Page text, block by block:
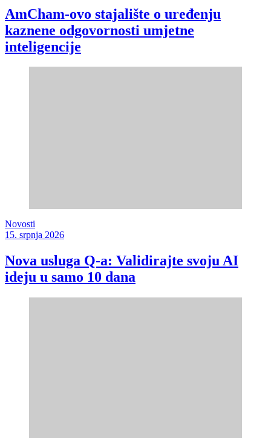
AmCham-ovo stajalište o uređenju
kaznene odgovornosti umjetne
inteligencije
Novosti
15. srpnja 2026
Nova usluga Q-a: Validirajte svoju AI
ideju u samo 10 dana